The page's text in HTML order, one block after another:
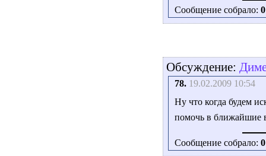
Сообщение собрало: 0
Обсуждение:
78. 19.02.2009 10:54
Ну что когда будем
помочь в ближайшие
Сообщение собрало: 0